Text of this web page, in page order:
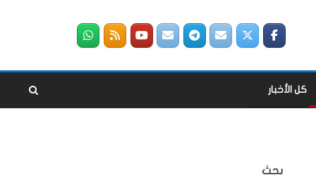
كل الأخبار
بحث